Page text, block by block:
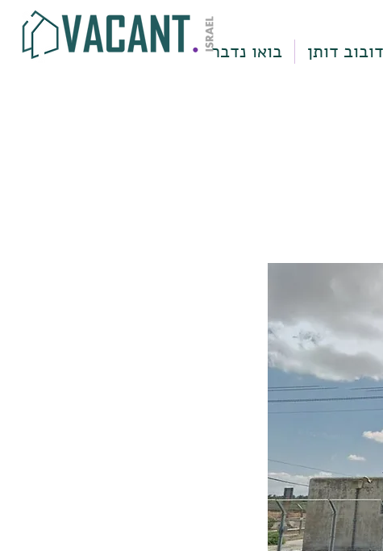
בואו נדבר דותן